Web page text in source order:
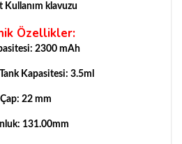
Kullanım klavuzu
Özellikler:
2300 mAh
Kapasitesi: 3.5ml
Çap: 22 mm
131.00mm